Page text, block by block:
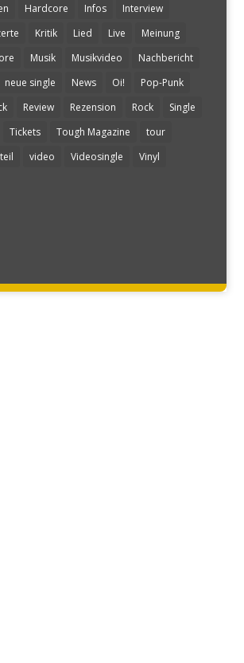
Hardcore Infos
Interview
Kritik Lied Live
Meinung
Musik Musikvideo
Nachbericht
neue single News Oi!
Pop-Punk
Review Rezension Rock
Single
Tickets Tough Magazine
tour
video Videosingle
Vinyl